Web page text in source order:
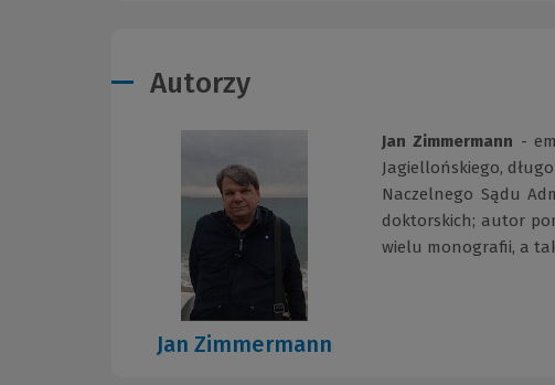
Autorzy
Jan Zimmermann
Jan Zimmermann -
Jagiellońskiego,
Naczelnego Sądu
doktorskich; autor
wielu monografii, a